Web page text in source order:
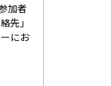
加者
先」
にお